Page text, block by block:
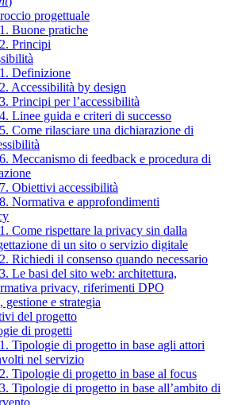
progettuale
Buone pratiche
Principi
Definizione
Accessibilità by design
Principi per l’accessibilità
Linee guida e criteri di successo
Come rilasciare una dichiarazione di
Meccanismo di feedback e procedura di
Obiettivi accessibilità
Normativa e approfondimenti
Come rispettare la privacy sin dalla
di un sito o servizio digitale
Richiedi il consenso quando necessario
Le basi del sito web: architettura,
privacy, riferimenti DPO
e strategia
del progetto
di progetti
Tipologie di progetto in base agli attori
nel servizio
Tipologie di progetto in base al focus
Tipologie di progetto in base all’ambito di